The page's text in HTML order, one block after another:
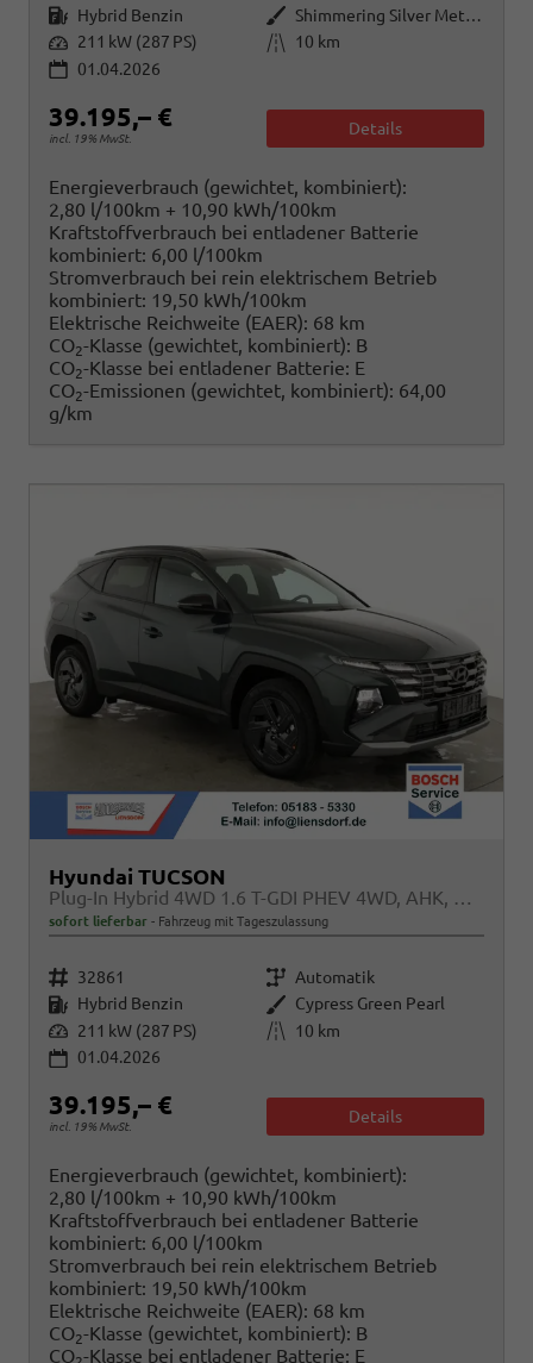
Kraftstoff Hybrid Benzin Außenfarbe
Shimmering Silver Metallic
Leistung 211 kW (287 PS) Kilometerstand
10 km
01.04.2026
39.195,– €
incl. 19% MwSt.
Details
Energieverbrauch (gewichtet, kombiniert):
2,80 l/100km + 10,90 kWh/100km
Kraftstoffverbrauch bei entladener Batterie
kombiniert: 6,00 l/100km
Stromverbrauch bei rein elektrischem Betrieb
kombiniert: 19,50 kWh/100km
Elektrische Reichweite (EAER): 68 km
CO2-Klasse (gewichtet, kombiniert): B
CO2-Klasse bei entladener Batterie: E
CO2-Emissionen (gewichtet, kombiniert): 64,00
g/km
Hyundai TUCSON
Plug-In Hybrid 4WD 1.6 T-GDI PHEV 4WD, AHK, Navi, Kamera, Side, Winter
sofort lieferbar Fahrzeug mit Tageszulassung
Fahrzeugnr. 32861 Getriebe Automatik
Kraftstoff Hybrid Benzin Außenfarbe Cypress Green Pearl
Leistung 211 kW (287 PS) Kilometerstand
10 km
01.04.2026
39.195,– €
incl. 19% MwSt.
Details
Energieverbrauch (gewichtet, kombiniert):
2,80 l/100km + 10,90 kWh/100km
Kraftstoffverbrauch bei entladener Batterie
kombiniert: 6,00 l/100km
Stromverbrauch bei rein elektrischem Betrieb
kombiniert: 19,50 kWh/100km
Elektrische Reichweite (EAER): 68 km
CO2-Klasse (gewichtet, kombiniert): B
CO -Klasse bei entladener Batterie: E